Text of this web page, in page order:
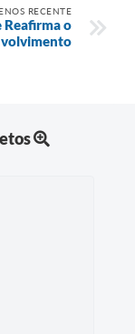
RECENTE
Reafirma o